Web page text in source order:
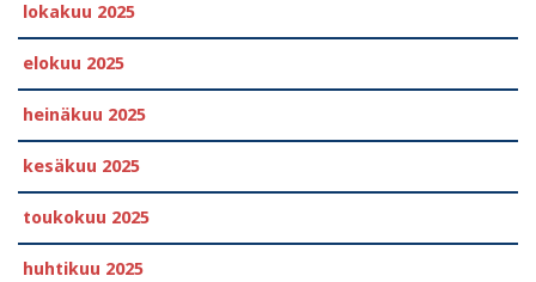
lokakuu 2025
elokuu 2025
heinäkuu 2025
kesäkuu 2025
toukokuu 2025
huhtikuu 2025